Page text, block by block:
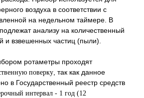
воздуха в соответствии с
на недельном таймере. В
анализу на количественный
и взвешенных частиц (пыли).
ротаметры проходят
поверку , так как данное
в Государственный реестр средств
интервал - 1 год (12